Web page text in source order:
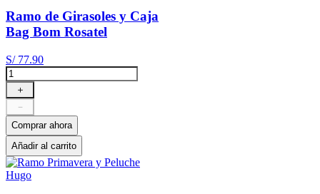
Ramo de Girasoles y Caja
Bag Bom Rosatel
S/ 77.90
＋
－
Comprar ahora
Añadir al carrito